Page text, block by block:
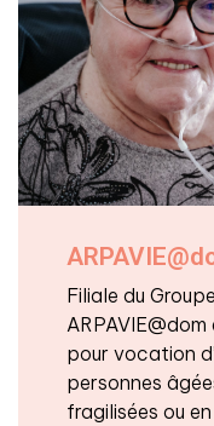
Filiale du
pour vocation
personnes
fragilisées ou